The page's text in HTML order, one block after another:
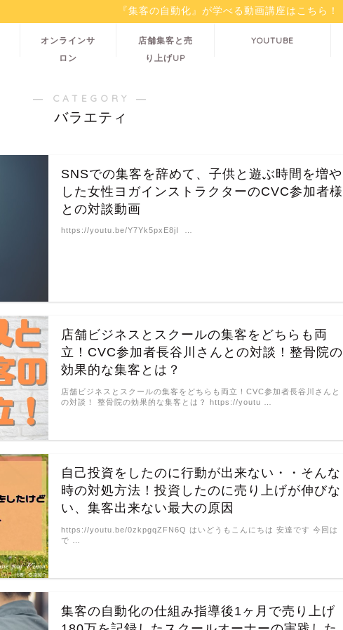
『集客の自動化』が学べる動画講座はこちら！
オンラインサ
ロン
店舗集客と売
り上げUP
YOUTUBE
― CATEGORY ―
バラエティ
SNSでの集客を辞めて、子供と遊ぶ時間を増や
した女性ヨガインストラクターのCVC参加者様
との対談動画
https://youtu.be/Y7Yk5pxE8jI …
店舗ビジネスとスクールの集客をどちらも両
立！CVC参加者長谷川さんとの対談！整骨院の
効果的な集客とは？
店舗ビジネスとスクールの集客をどちらも両立！CVC参加者長谷川さんと
の対談！ 整骨院の効果的な集客とは？ https://youtu …
自己投資をしたのに行動が出来ない・・そんな
時の対処方法！投資したのに売り上げが伸びな
い、集客出来ない最大の原因
https://youtu.be/0zkpgqZFN6Q はいどうもこんにちは 安達です 今回は
で …
集客の自動化の仕組み指導後1ヶ月で売り上げ